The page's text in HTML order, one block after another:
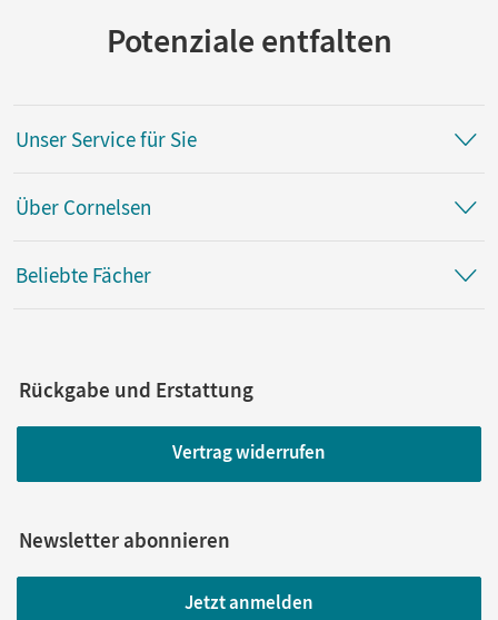
Potenziale entfalten
Unser Service für Sie
Über Cornelsen
Beliebte Fächer
Rückgabe und Erstattung
Vertrag widerrufen
Newsletter abonnieren
Jetzt anmelden